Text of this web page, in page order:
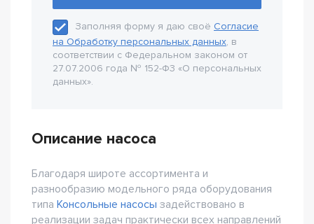
Заполняя форму я даю своё Согласие
на Обработку персональных данных, в
соответствии с Федеральном законом от
27.07.2006 года № 152-Ф3 «О персональных
данных».
Описание насоса
Благодаря широте ассортимента и
разнообразию модельного ряда оборудования
типа Консольные насосы задействовано в
реализации задач практически всех направлений